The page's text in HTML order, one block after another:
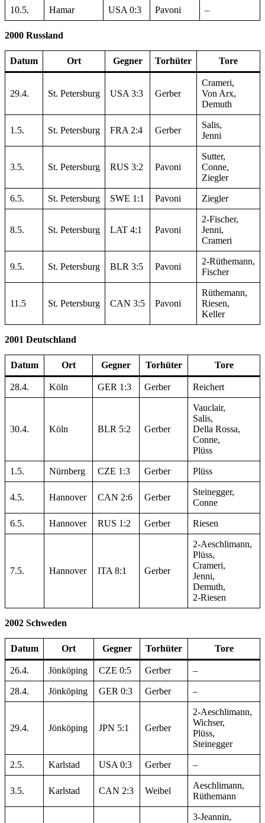
10.5. Hamar USA 0:3 Pavoni –
2000 Russland
Datum Ort Gegner Torhüter Tore
29.4. St. Petersburg USA 3:3 Gerber
Crameri,
Von Arx,
Demuth
1.5. St. Petersburg FRA 2:4 Gerber
Salis,
Jenni
3.5. St. Petersburg RUS 3:2 Pavoni
Sutter,
Conne,
Ziegler
6.5. St. Petersburg SWE 1:1 Pavoni Ziegler
8.5. St. Petersburg LAT 4:1 Pavoni
2-Fischer,
Jenni,
Crameri
9.5. St. Petersburg BLR 3:5 Pavoni
2-Rüthemann,
Fischer
11.5 St. Petersburg CAN 3:5 Pavoni
Rüthemann,
Riesen,
Keller
2001 Deutschland
Datum Ort Gegner Torhüter Tore
28.4. Köln GER 1:3 Gerber Reichert
30.4. Köln BLR 5:2 Gerber
Vauclair,
Salis,
Della Rossa,
Conne,
Plüss
1.5. Nürnberg CZE 1:3 Gerber Plüss
4.5. Hannover CAN 2:6 Gerber
Steinegger,
Conne
6.5. Hannover RUS 1:2 Gerber Riesen
7.5. Hannover ITA 8:1 Gerber
2-Aeschlimann,
Plüss,
Crameri,
Jenni,
Demuth,
2-Riesen
2002 Schweden
Datum Ort Gegner Torhüter Tore
26.4. Jönköping CZE 0:5 Gerber –
28.4. Jönköping GER 0:3 Gerber –
29.4. Jönköping JPN 5:1 Gerber
2-Aeschlimann,
Wichser,
Plüss,
Steinegger
2.5. Karlstad USA 0:3 Gerber –
3.5. Karlstad CAN 2:3 Weibel
Aeschlimann,
Rüthemann
3-Jeannin,